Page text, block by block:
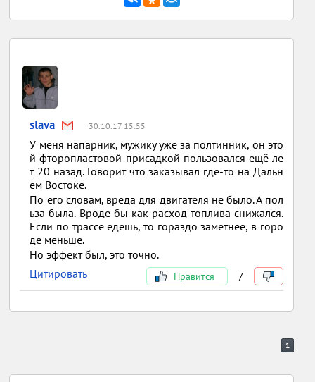
slava 30.10.17 15:55
У меня напарник, мужику уже за полтинник, он это
й фторопластовой присадкой пользовался ещё ле
т 20 назад. Говорит что заказывал где-то на Дальн
ем Востоке.
По его словам, вреда для двигателя не было. А пол
ьза была. Вроде бы как расход топлива снижался.
Если по трассе едешь, то гораздо заметнее, в горо
де меньше.
Но эффект был, это точно.
Цитировать
Нравится /
1